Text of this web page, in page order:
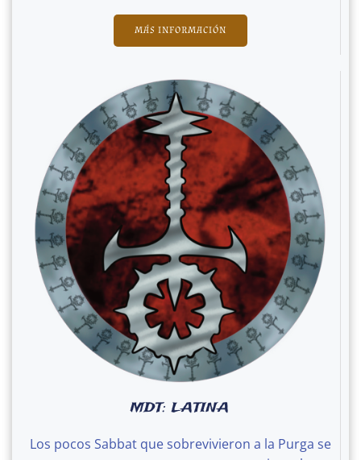
MÁS INFORMACIÓN
MDT: LATINA
Los pocos Sabbat que sobrevivieron a la Purga se